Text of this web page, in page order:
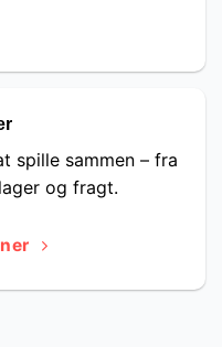
spille sammen – fra
og fragt.